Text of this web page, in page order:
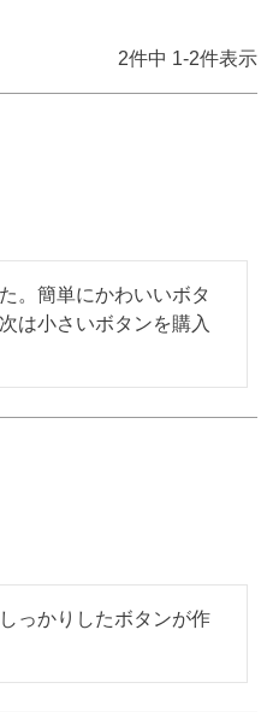
2件中 1-2件表示
。簡単にかわいいボタ
は小さいボタンを購入
っかりしたボタンが作